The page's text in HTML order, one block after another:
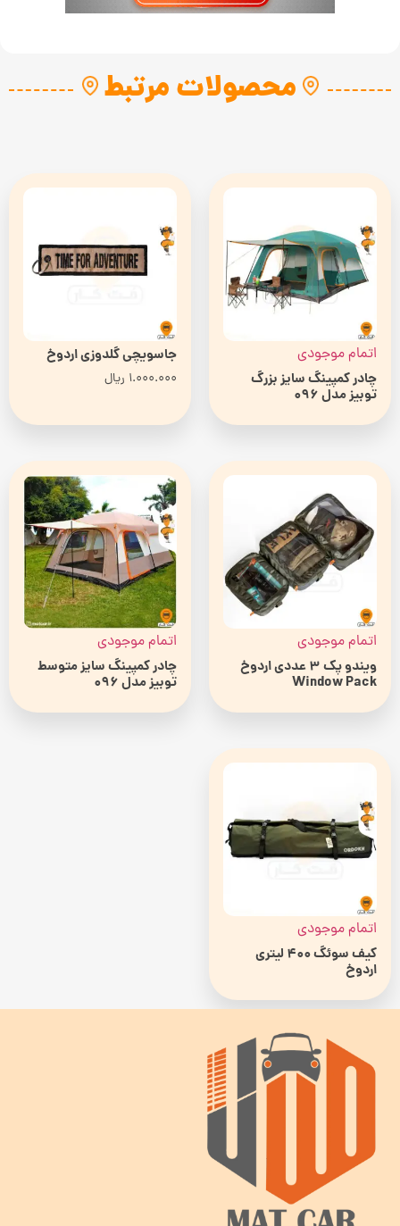
محصولات مرتبط
اتمام موجودی
چادر کمپینگ سایز بزرگ
توبیز مدل 096
جاسویچی گلدوزی اردوخ
1.000.000 ریال
اتمام موجودی
ویندو پک 3 عددی اردوخ
Window Pack
اتمام موجودی
چادر کمپینگ سایز متوسط
توبیز مدل 096
اتمام موجودی
کیف سوئگ 400 لیتری
اردوخ